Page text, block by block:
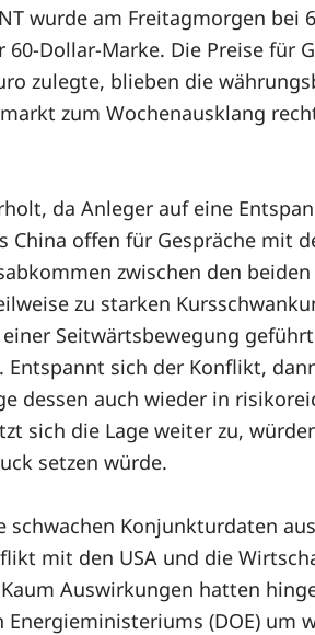
wurde am Freitagmorgen
Dollar-Marke. Die Preise für
zulegte, blieben die
zum Wochenausklang
da Anleger auf eine
offen für Gespräche mit
zwischen den
zu starken
Seitwärtsbewegung
sich der Konflikt,
dessen auch wieder in
sich die Lage weiter zu,
setzen würde.
Konjunkturdaten
mit den USA und die
Auswirkungen hatten
(DOE) um